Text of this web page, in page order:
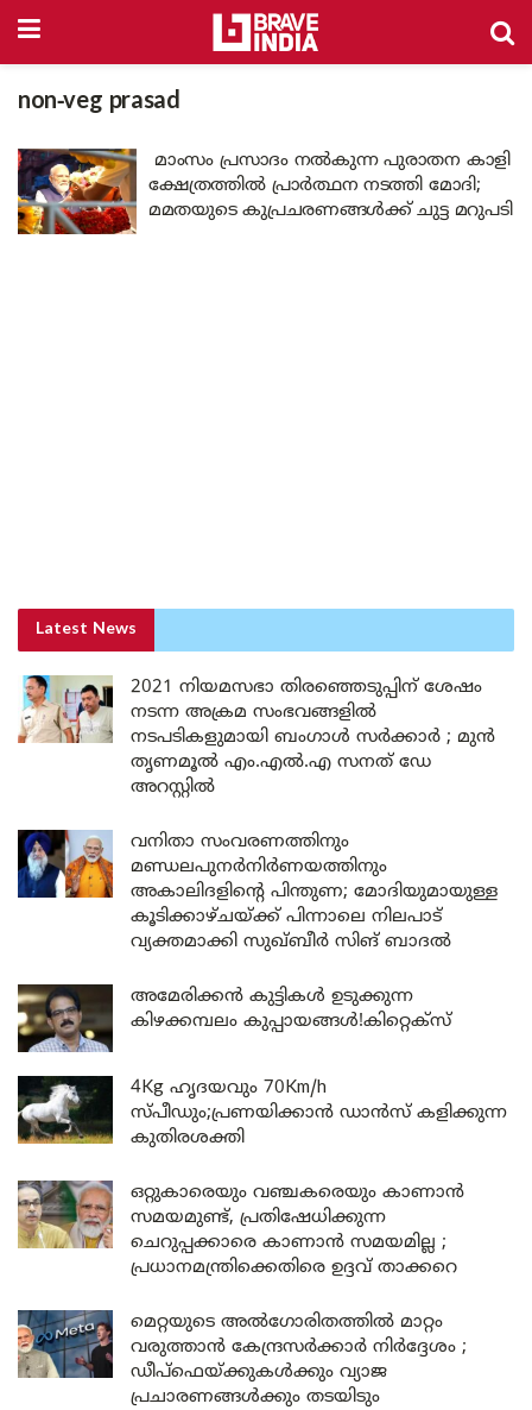
non-veg prasad
മാംസം പ്രസാദം നൽകുന്ന പുരാതന കാളി
ക്ഷേത്രത്തിൽ പ്രാർത്ഥന നടത്തി മോദി;
മമതയുടെ കുപ്രചരണങ്ങൾക്ക് ചുട്ട മറുപടി
Latest News
2021 നിയമസഭാ തിരഞ്ഞെടുപ്പിന് ശേഷം
നടന്ന അക്രമ സംഭവങ്ങളിൽ
നടപടികളുമായി ബംഗാൾ സർക്കാർ ; മുൻ
തൃണമൂൽ എം.എൽ.എ സനത് ഡേ
അറസ്റ്റിൽ
വനിതാ സംവരണത്തിനും
മണ്ഡലപുനർനിർണയത്തിനും
അകാലിദളിന്റെ പിന്തുണ; മോദിയുമായുള്ള
കൂടിക്കാഴ്ചയ്ക്ക് പിന്നാലെ നിലപാട്
വ്യക്തമാക്കി സുഖ്ബീർ സിങ് ബാദൽ
അമേരിക്കൻ കുട്ടികൾ ഉടുക്കുന്ന
കിഴക്കമ്പലം കുപ്പായങ്ങൾ!കിറ്റെക്സ്
4Kg ഹൃദയവും 70Km/h
സ്പീഡും;പ്രണയിക്കാൻ ഡാൻസ് കളിക്കുന്ന
കുതിരശക്തി
ഒറ്റുകാരെയും വഞ്ചകരെയും കാണാൻ
സമയമുണ്ട്, പ്രതിഷേധിക്കുന്ന
ചെറുപ്പക്കാരെ കാണാൻ സമയമില്ല ;
പ്രധാനമന്ത്രിക്കെതിരെ ഉദ്ദവ് താക്കറെ
മെറ്റയുടെ അൽഗോരിതത്തിൽ മാറ്റം
വരുത്താൻ കേന്ദ്രസർക്കാർ നിർദ്ദേശം ;
ഡീപ്‌ഫെയ്ക്കുകൾക്കും വ്യാജ
പ്രചാരണങ്ങൾക്കും തടയിടും